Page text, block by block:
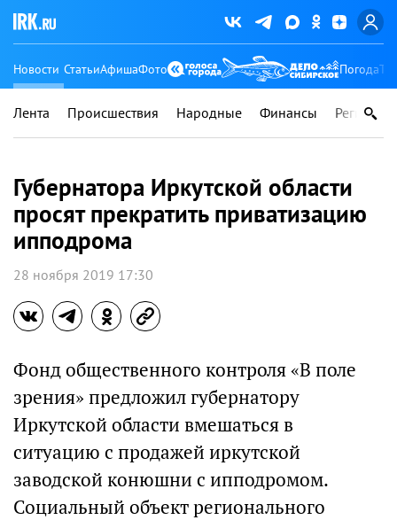
Новости СтатьиАфишаФото Погода
Лента Происшествия Народные Финансы Регионы
Губернатора Иркутской области
просят прекратить приватизацию
ипподрома
28 ноября 2019 17:30
Фонд общественного контроля «В поле
зрения» предложил губернатору
Иркутской области вмешаться в
ситуацию с продажей иркутской
заводской конюшни с ипподромом.
Социальный объект регионального